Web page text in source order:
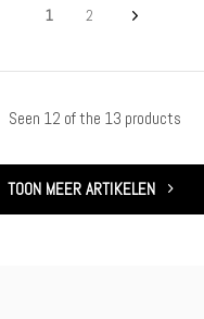
1 2
Seen 12 of the 13 products
TOON MEER ARTIKELEN